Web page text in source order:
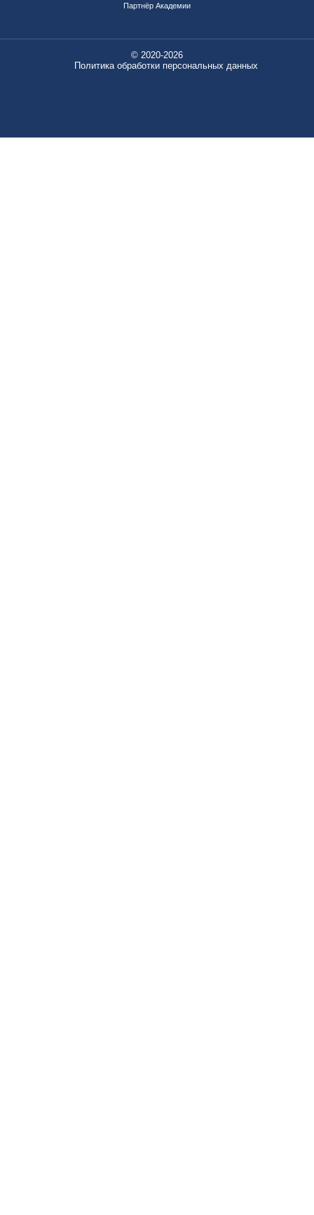
Партнёр Академии
© 2020-2026
Политика обработки персональных данных